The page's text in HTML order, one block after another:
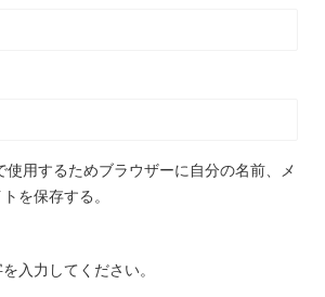
使用するためブラウザーに自分の名前、メ
を保存する。
入力してください。